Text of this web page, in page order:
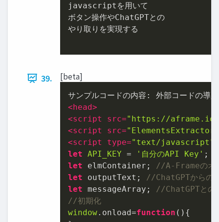
javascriptを⽤いて
ボタン操作やChatGPTとの
やり取りを実現する
39. [beta]
<head>
<script src="https://
<script src=
<script type="text/javascript"
let API_KEY = '⾃分のAPI Key'
let elmContainer; //A-Frameのオ
let outputText; //ChatGPTからの
let messageArray; //ChatGPTとの
//初期化
window. onload=function ( ){